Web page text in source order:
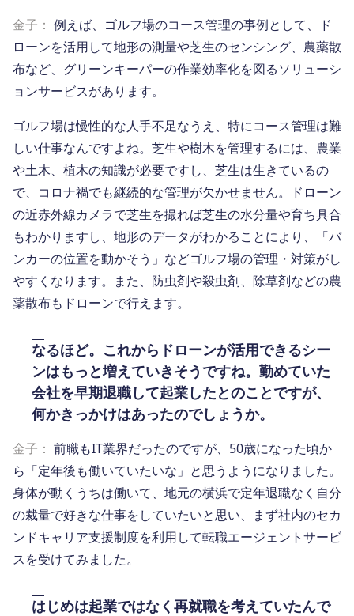
金子： 例えば、ゴルフ場のコース管理の事例として、ド
ローンを活用して地形の測量や芝生のセンシング、農薬散
布など、グリーンキーパーの作業効率化を図るソリューシ
ョンサービスがあります。
ゴルフ場は慢性的な人手不足なうえ、特にコース管理は難
しい仕事なんですよね。芝生や樹木を管理するには、農業
や土木、植木の知識が必要ですし、芝生は生きているの
で、コロナ禍でも継続的な管理が欠かせません。ドローン
の近赤外線カメラで芝生を撮れば芝生の水分量や育ち具合
もわかりますし、地形のデータがわかることにより、「バ
ンカーの位置を動かそう」などゴルフ場の管理・対策がし
やすくなります。また、防虫剤や殺虫剤、除草剤などの農
薬散布もドローンで行えます。
なるほど。これからドローンが活用できるシー
ンはもっと増えていきそうですね。勤めていた
会社を早期退職して起業したとのことですが、
何かきっかけはあったのでしょうか。
金子： 前職もIT業界だったのですが、50歳になった頃か
ら「定年後も働いていたいな」と思うようになりました。
身体が動くうちは働いて、地元の横浜で定年退職なく自分
の裁量で好きな仕事をしていたいと思い、まず社内のセカ
ンドキャリア支援制度を利用して転職エージェントサービ
スを受けてみました。
はじめは起業ではなく再就職を考えていたんで